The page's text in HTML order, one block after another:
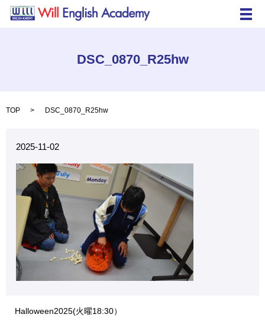
メ
DSC_0870_R25hw
TOP DSC_0870_R25hw
2025-11-02
Halloween2025(火曜18:30）